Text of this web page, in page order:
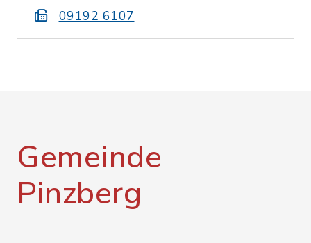
09192 6107
Gemeinde
Pinzberg